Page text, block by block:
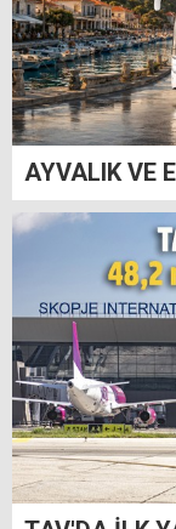
AYVALIK VE